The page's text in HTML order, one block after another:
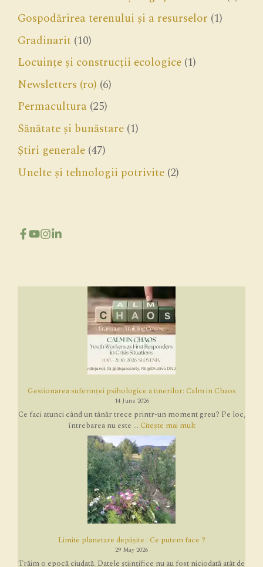
Gospodărirea terenului și a resurselor (1)
Gradinarit (10)
Locuințe și construcții ecologice (1)
Newsletters (ro) (6)
Permacultura (25)
Sănătate și bunăstare (1)
Știri generale (47)
Unelte și tehnologii potrivite (2)
Gestionarea suferinței psihologice a tinerilor: Calm in Chaos
14 June 2026
Ce faci atunci când un tânăr trece printr-un moment greu? Pe loc,
întrebarea nu este ... Citește mai mult
Limite planetare depășite : Ce putem face ?
29 May 2026
Trăim o epocă ciudată. Datele științifice nu au fost niciodată atât de